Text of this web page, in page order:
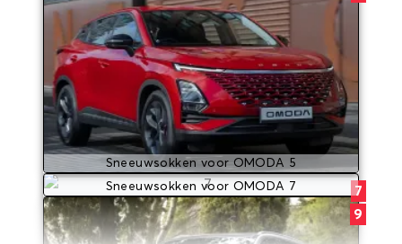
Sneeuwsokken voor OMODA 5
7
Sneeuwsokken voor OMODA 7
9